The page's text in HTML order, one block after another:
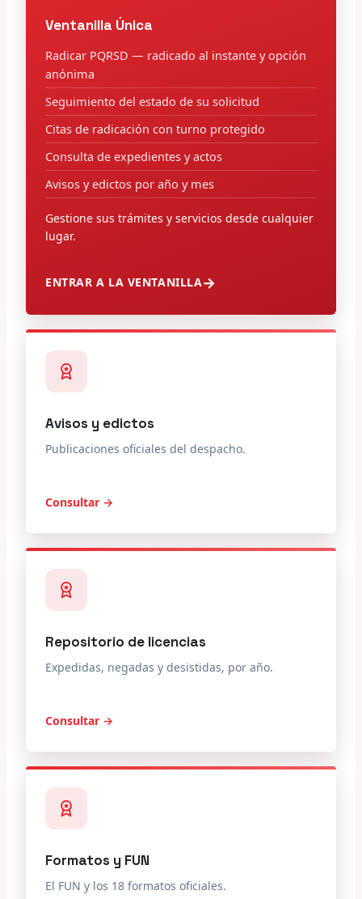
Ventanilla Única
Radicar PQRSD — radicado al instante y opción
anónima
Seguimiento del estado de su solicitud
Citas de radicación con turno protegido
Consulta de expedientes y actos
Avisos y edictos por año y mes
Gestione sus trámites y servicios desde cualquier
lugar.
ENTRAR A LA VENTANILLA
Avisos y edictos
Publicaciones oficiales del despacho.
Consultar →
Repositorio de licencias
Expedidas, negadas y desistidas, por año.
Consultar →
Formatos y FUN
El FUN y los 18 formatos oficiales.